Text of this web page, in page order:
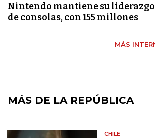
Nintendo mantiene su liderazgo
de consolas, con 155 millones
MÁS
MÁS DE LA REPÚBLICA
CHILE